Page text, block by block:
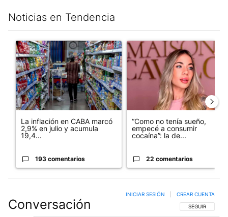
Noticias en Tendencia
Este listado muestra los artículos con más comentarios en los
Un artículo de tendencia con el título "La inflación en CABA
La inflación en CABA marcó
2,9% en julio y acumula
19,4...
193 comentarios
Un artículo de tendencia con
“Como no tenía sueño,
empecé a consumir
cocaína”: la de...
22 comentarios
Conversación SIGA ESTA
SEGUIR
INICIAR SESIÓN CREAR CUENTA